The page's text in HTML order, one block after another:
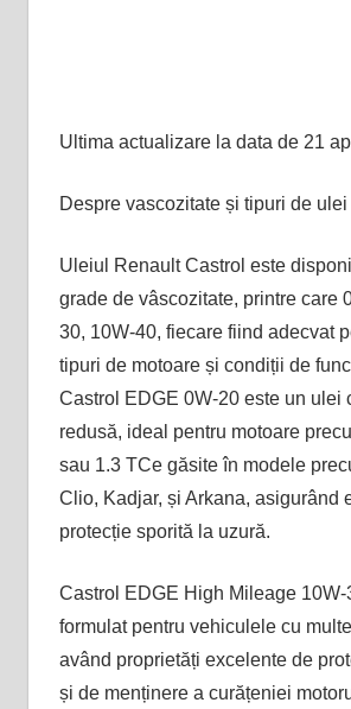
Ultima actualizare la data de 21
Despre vascozitate și tipuri de
Uleiul Renault Castrol este
grade de vâscozitate, printre care
30, 10W-40, fiecare fiind adecvat
tipuri de motoare și condiții de
Castrol EDGE 0W-20 este un ulei
redusă, ideal pentru motoare
sau 1.3 TCe găsite în modele
Clio, Kadjar, și Arkana, asigurând
protecție sporită la uzură​.
Castrol EDGE High Mileage 10W-
formulat pentru vehiculele cu
având proprietăți excelente de
și de menținere a curățeniei